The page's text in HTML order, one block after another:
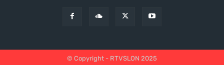
© Copyright - RTVSLON 2025